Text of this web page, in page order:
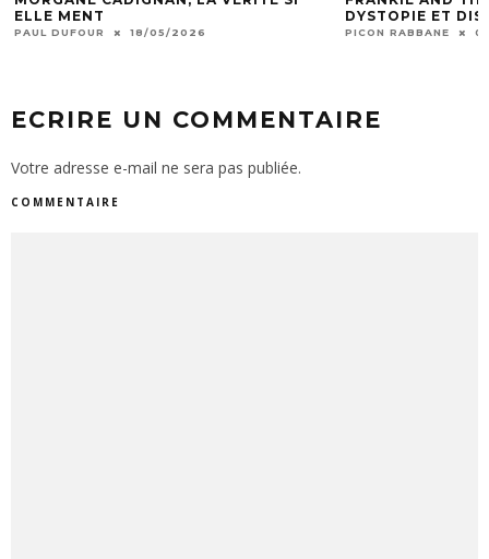
ELLE MENT
PAUL DUFOUR 18/05/2026
DYSTOPIE ET
PICON RABBANE
ECRIRE UN COMMENTAIRE
Votre adresse e-mail ne sera pas publiée.
COMMENTAIRE